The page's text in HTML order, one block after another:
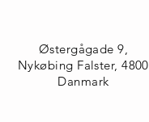
Østergågade 9,
Nykøbing Falster, 4800
Danmark